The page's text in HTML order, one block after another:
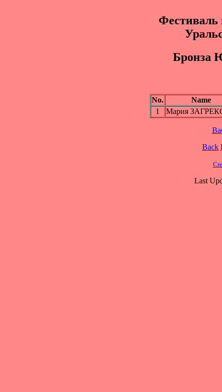
Фестиваль
Брoнза
No.
Name
1
Мария
Back
Last